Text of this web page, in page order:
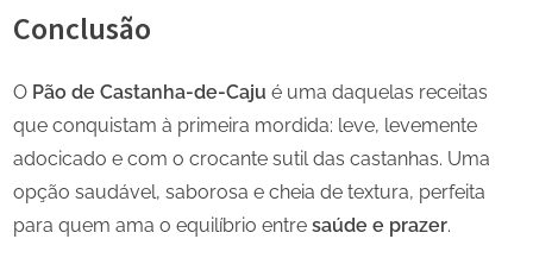
Conclusão
O Pão de Castanha-de-Caju é uma daquelas receitas
que conquistam à primeira mordida: leve, levemente
adocicado e com o crocante sutil das castanhas. Uma
opção saudável, saborosa e cheia de textura, perfeita
para quem ama o equilíbrio entre saúde e prazer.